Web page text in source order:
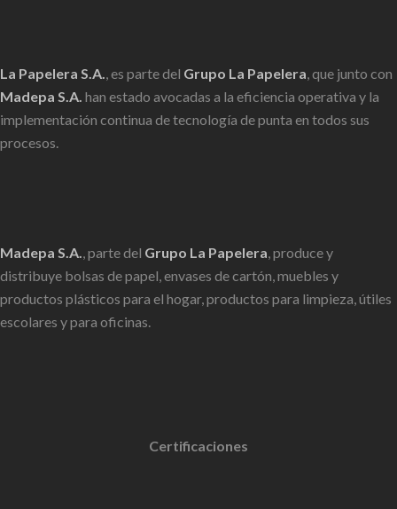
La Papelera S.A. , es parte del Grupo La Papelera , que junto con
Madepa S.A. han estado avocadas a la eficiencia operativa y la
implementación continua de tecnología de punta en todos sus
procesos.
Madepa S.A. , parte del Grupo La Papelera , produce y
distribuye bolsas de papel, envases de cartón, muebles y
productos plásticos para el hogar, productos para limpieza, útiles
escolares y para oficinas.
Certificaciones